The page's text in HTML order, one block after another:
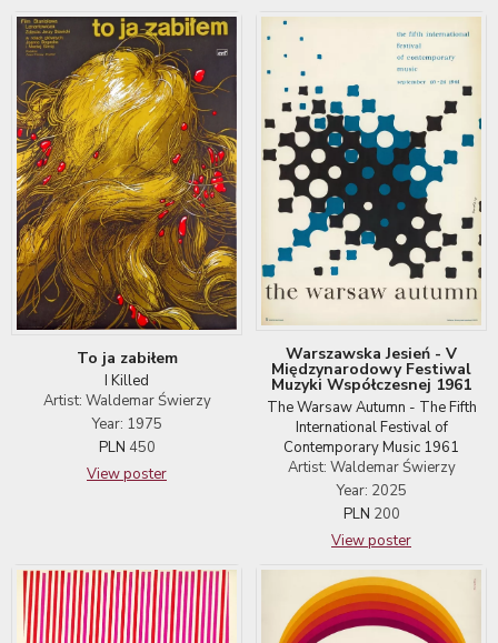
To ja zabiłem
I Killed
Artist: Waldemar Świerzy
Year: 1975
PLN 450
View poster
Warszawska Jesień - V
Międzynarodowy Festiwal
Muzyki Współczesnej 1961
The Warsaw Autumn - The Fifth
International Festival of
Contemporary Music 1961
Artist: Waldemar Świerzy
Year: 2025
PLN 200
View poster